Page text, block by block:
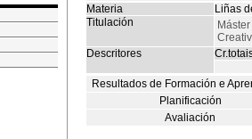
Materia
Liñas
Titulación
Descritores
Resultados de Formación e
Planificación
Avaliación